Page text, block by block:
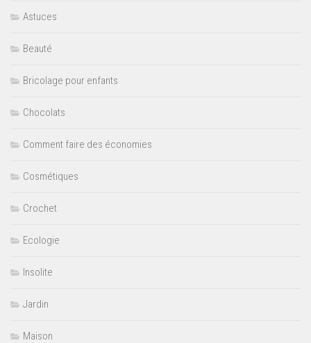
Astuces
Beauté
Bricolage pour enfants
Chocolats
Comment faire des économies
Cosmétiques
Crochet
Ecologie
Insolite
Jardin
Maison